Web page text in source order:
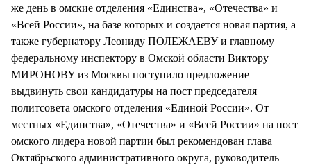
же день в омские отделения «Единства», «Отечества» и
«Всей России», на базе которых и создается новая партия, а
также губернатору Леониду ПОЛЕЖАЕВУ и главному
федеральному инспектору в Омской области Виктору
МИРОНОВУ из Москвы поступило предложение
выдвинуть свои кандидатуры на пост председателя
политсовета омского отделения «Единой России». От
местных «Единства», «Отечества» и «Всей России» на пост
омского лидера новой партии был рекомендован глава
Октябрьского административного округа, руководитель